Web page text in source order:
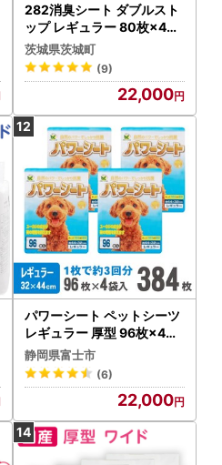
282消臭シート ダブルスト
ップ レギュラー 80枚×4袋
クリーンワン ペットシーツ
犬用 消臭 抗菌 炭シート ペ
ットシート
茨城県茨城町
(9)
22,000
パワーシート ペットシーツ
レギュラー 厚型 96枚×4袋
香り付き ユーカリ 青色 お
しっこ トイレ 吸収 消臭 抗
菌 3回分 ワン 犬 いぬ まと
め買い ペット用 消耗 衛生
防災 備蓄 日本製 国産 SDGs
サノテック 静岡 富士市 [sf
静岡県富士市
(6)
22,000